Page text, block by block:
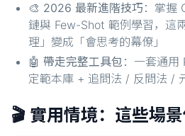
🎨 2026 最新進階技巧 ：掌握
鏈與 Few-Shot 範例學習，這
理」變成「會思考的幕僚」
🤖 帶走完整工具包 ：一套通
定範本庫 + 追問法 / 反問法 /
🎬 實用情境：這些場